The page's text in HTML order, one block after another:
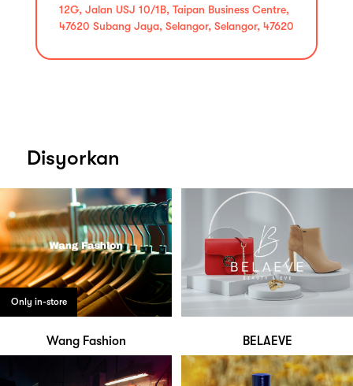
12G, Jalan USJ 10/1B, Taipan Business Centre,
47620 Subang Jaya, Selangor, Selangor, 47620
Disyorkan
Only in-store
Wang Fashion BELAEVE